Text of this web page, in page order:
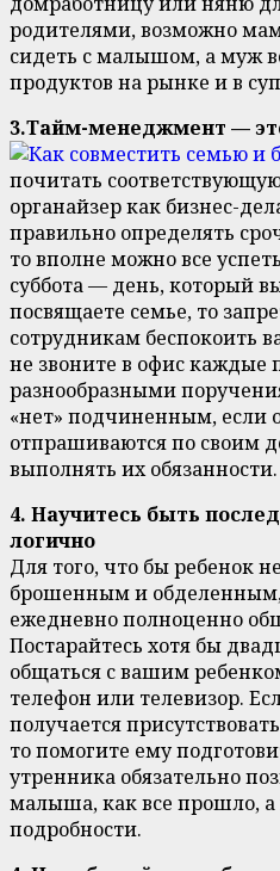
родителями, возможно
сидеть с малышом, а муж
продуктов на рынке и в
3.Тайм-менеджмент —
почитать
органайзер как бизнес-
правильно определять
то вполне можно все
суббота — день, который
посвящаете семье, то
сотрудникам беспокоить
не звоните в офис каждые
разнообразными
«нет» подчиненным, если
отпрашиваются по своим
выполнять их обязанности.
4. Научитесь быть
логично
Для того, что бы ребенок
брошенным и
ежедневно полноценно
Постарайтесь хотя бы
общаться с вашим
телефон или телевизор.
получается
то помогите ему
утренника обязательно
малыша, как все прошло, а
подробности.